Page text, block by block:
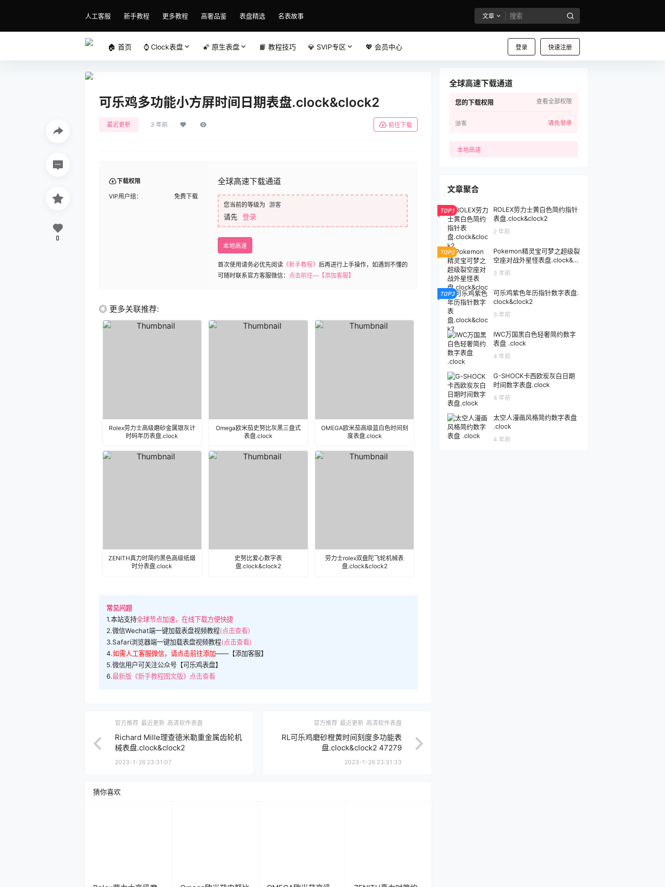
人工客服 新手教程 更多教程 高奢品鉴 表盘精选 名表故事 文章
登录 快速注册
🏠 首页 ⌚️ Clock表盘 🌠 原生表盘 📙 教程技巧 💎 SVIP专区 💖 会员中心
可乐鸡多功能小方屏时间日期表盘.clock&clock2
最近更新 3 年前 前往下载
下载权限
VIP用户组： 免费下载
全球高速下载通道
您当前的等级为 游客
请先 登录
本地高速
首次使用请务必优先阅读 《新手教程》 后再进行上手操作，如遇到不懂的
可随时联系官方客服微信： 点击前往—【添加客服】
◎ 更多关联推荐:
Rolex劳力士高级磨砂金属银灰计
时码年历表盘.clock
Omega欧米茄史努比灰黑三盘式
表盘.clock
OMEGA欧米茄高级蓝白色时间刻
度表盘.clock
ZENITH真力时简约黑色高级纸烟
时分表盘.clock
史努比爱心数字表
盘.clock&clock2
劳力士rolex双盘陀飞轮机械表
盘.clock&clock2
常见问题
1.本站支持全球节点加速，在线下载方便快捷
2.微信Wechat端一键加载表盘视频教程(点击查看)
3.Safari浏览器端一键加载表盘视频教程(点击查看)
4.如需人工客服微信，请点击前往添加——【添加客服】
5.微信用户可关注公众号【可乐鸡表盘】
6.最新版《新手教程图文版》点击查看
0
官方推荐 最近更新 高清软件表盘
Richard Mille理查德米勒重金属齿轮机
械表盘.clock&clock2
2023-1-26 23:31:07
官方推荐 最近更新 高清软件表盘
RL可乐鸡磨砂橙黄时间刻度多功能表
盘.clock&clock2 47279
2023-1-26 23:31:33
猜你喜欢
全球高速下载通道
您的下载权限 查看全部权限
游客 请先登录
本地高速
文章聚合
TOP1
ROLEX劳力士黄白色简约指针
表盘.clock&clock2
2 年前
TOP2
Pokemon精灵宝可梦之超级裂
空座对战外星怪表盘.clock&cl
ock2
3 年前
TOP3
可乐鸡紫色年历指针数字表盘.
clock&clock2
3 年前
IWC万国黑白色轻奢简约数字
表盘 .clock
4 年前
G-SHOCK卡西欧炭灰白日期
时间数字表盘.clock
4 年前
太空人漫画风格简约数字表盘
.clock
4 年前